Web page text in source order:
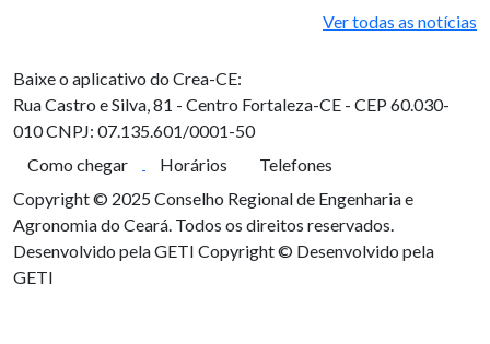
Ver todas as notícias
Baixe o aplicativo do Crea-CE:
Rua Castro e Silva, 81 - Centro Fortaleza-CE - CEP 60.030-
010CNPJ: 07.135.601/0001-50
Como chegar
Horários
Telefones
Copyright © 2025 Conselho Regional de Engenharia e
Agronomia do Ceará. Todos os direitos reservados.
Desenvolvido pela GETI Copyright © Desenvolvido pela
GETI